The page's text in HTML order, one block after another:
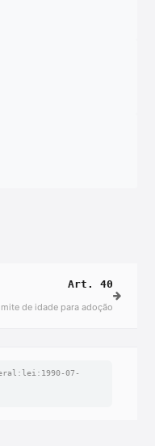
Art. 40
de idade para adoção
07-